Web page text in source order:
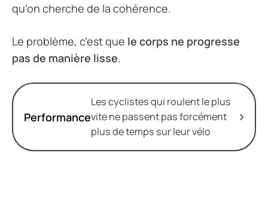
qu’on cherche de la cohérence.
Le problème, c’est que le corps ne progresse
pas de manière lisse.
Performance
Les cyclistes qui roulent le plus
vite ne passent pas forcément
plus de temps sur leur vélo